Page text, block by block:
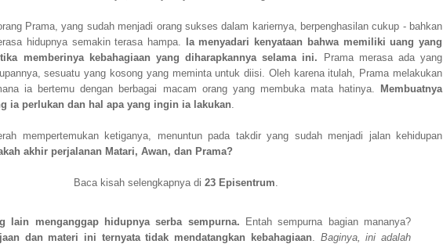
Prama, yang sudah menjadi orang sukses dalam kariernya, berpenghasilan cukup - bahkan
hidupnya semakin terasa hampa. Ia menyadari kenyataan bahwa memiliki uang yang
memberinya kebahagiaan yang diharapkannya selama ini. Prama merasa ada yang
sesuatu yang kosong yang meminta untuk diisi. Oleh karena itulah, Prama melakukan
ia bertemu dengan berbagai macam orang yang membuka mata hatinya.
Membuatnya
ia perlukan dan hal apa yang ingin ia lakukan.
mempertemukan ketiganya, menuntun pada takdir yang sudah menjadi jalan kehidupan
akhir perjalanan Matari, Awan, dan Prama?
Baca kisah selengkapnya di 23 Episentrum.
lain menganggap hidupnya serba sempurna. Entah sempurna bagian mananya?
dan materi ini ternyata tidak mendatangkan kebahagiaan. Baginya, ini adalah